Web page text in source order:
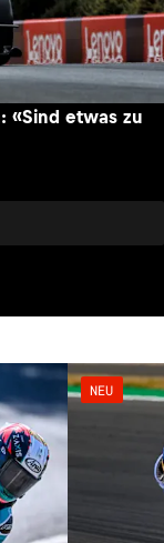
«Sind etwas zu
NEU